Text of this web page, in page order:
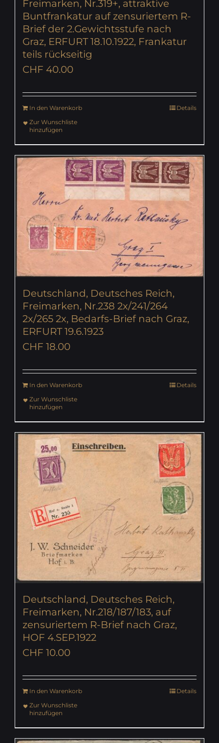
Freimarken, Nr.319+, attraktive
Buntfrankatur auf zensuriertem R-
Brief der 2.Gewichtsstufe nach
Graz, ERFURT 18.10.1922, Frankatur
teils rückseitig
CHF 40.00
In den Warenkorb
Details
Zur Wunschliste
hinzufügen
Deutschland, Deutsches Reich,
Freimarken, Nr.238 2x/241/264
2x/265 2x, Bedarfs-Brief nach Graz,
ERFURT 19.6.1923
CHF 18.00
In den Warenkorb
Details
Zur Wunschliste
hinzufügen
Deutschland, Deutsches Reich,
Freimarken, Nr.218/187/183, auf
zensuriertem R-Brief nach Graz,
HOF 4.SEP.1922
CHF 10.00
In den Warenkorb
Details
Zur Wunschliste
hinzufügen